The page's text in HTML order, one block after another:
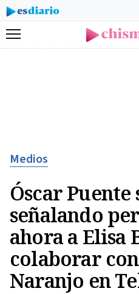
Menú
Medios
Óscar Puente
señalando
ahora a Elisa
colaborar
Naranjo en